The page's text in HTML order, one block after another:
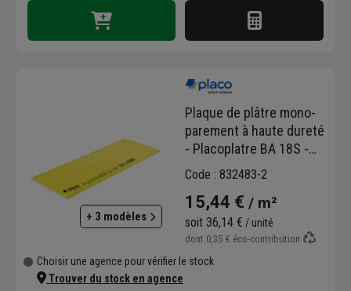
+ 3 modèles
Plaque de plâtre mono-
parement à haute dureté
- Placoplatre BA 18S -
2,60 M x 0,90 M - ép. 18,0
Code : 832483-2
15,44 € / m²
soit 36,14 € / unité
dont 0,35 € éco-contribution
Choisir une agence pour vérifier le stock
Trouver du stock en agence